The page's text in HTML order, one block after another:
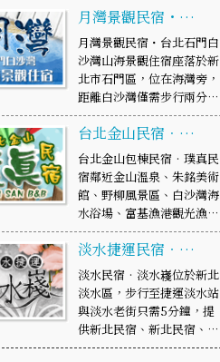
月灣景觀民宿・…
月灣景觀民宿・台北石門白
沙灣山海景觀住宿座落於新
北市石門區，位在海灣旁，
距離白沙灣僅需步行兩分…
台北金山民宿．…
台北金山包棟民宿‧璞真民
宿鄰近金山溫泉、朱銘美術
館、野柳風景區、白沙灣海
水浴場、富基漁港觀光漁…
淡水捷運民宿‧…
淡水民宿‧淡水嶘位於新北
淡水區，步行至捷運淡水站
與淡水老街只需5分鐘，提
供新北民宿、新北民宿、…